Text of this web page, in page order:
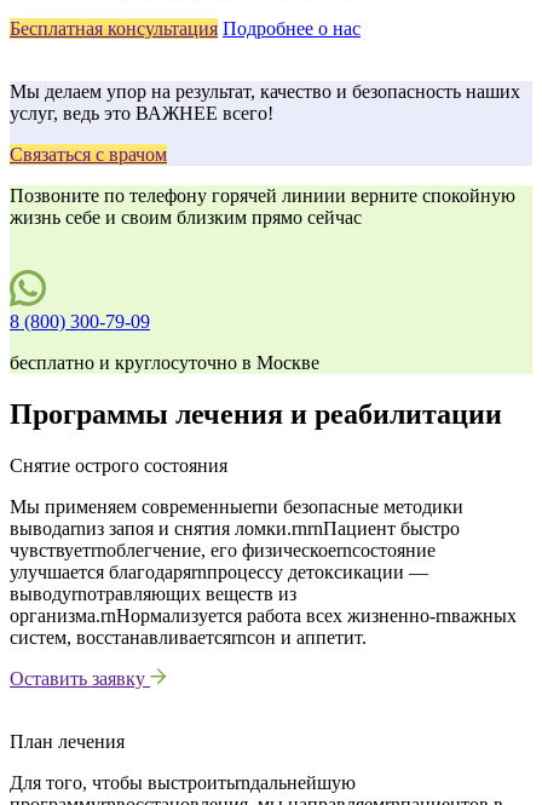
Бесплатная консультация Подробнее о нас
Мы делаем упор на результат, качество и безопасность наших
услуг, ведь это ВАЖНЕЕ всего!
Связаться с врачом
Позвоните по телефону горячей линиии верните спокойную
жизнь себе и своим близким прямо сейчас
8 (800) 300-79-09
бесплатно и круглосуточно в Москве
Программы лечения и реабилитации
Снятие острого состояния
Мы применяем современныеrnи безопасные методики
выводаrnиз запоя и снятия ломки.rnrnПациент быстро
чувствуетrnоблегчение, его физическоеrnсостояние
улучшается благодаряrnпроцессу детоксикации —
выводуrnотравляющих веществ из
организма.rnНормализуется работа всех жизненно-rnважных
систем, восстанавливаетсяrnсон и аппетит.
Оставить заявку
План лечения
Для того, чтобы выстроитьrnдальнейшую